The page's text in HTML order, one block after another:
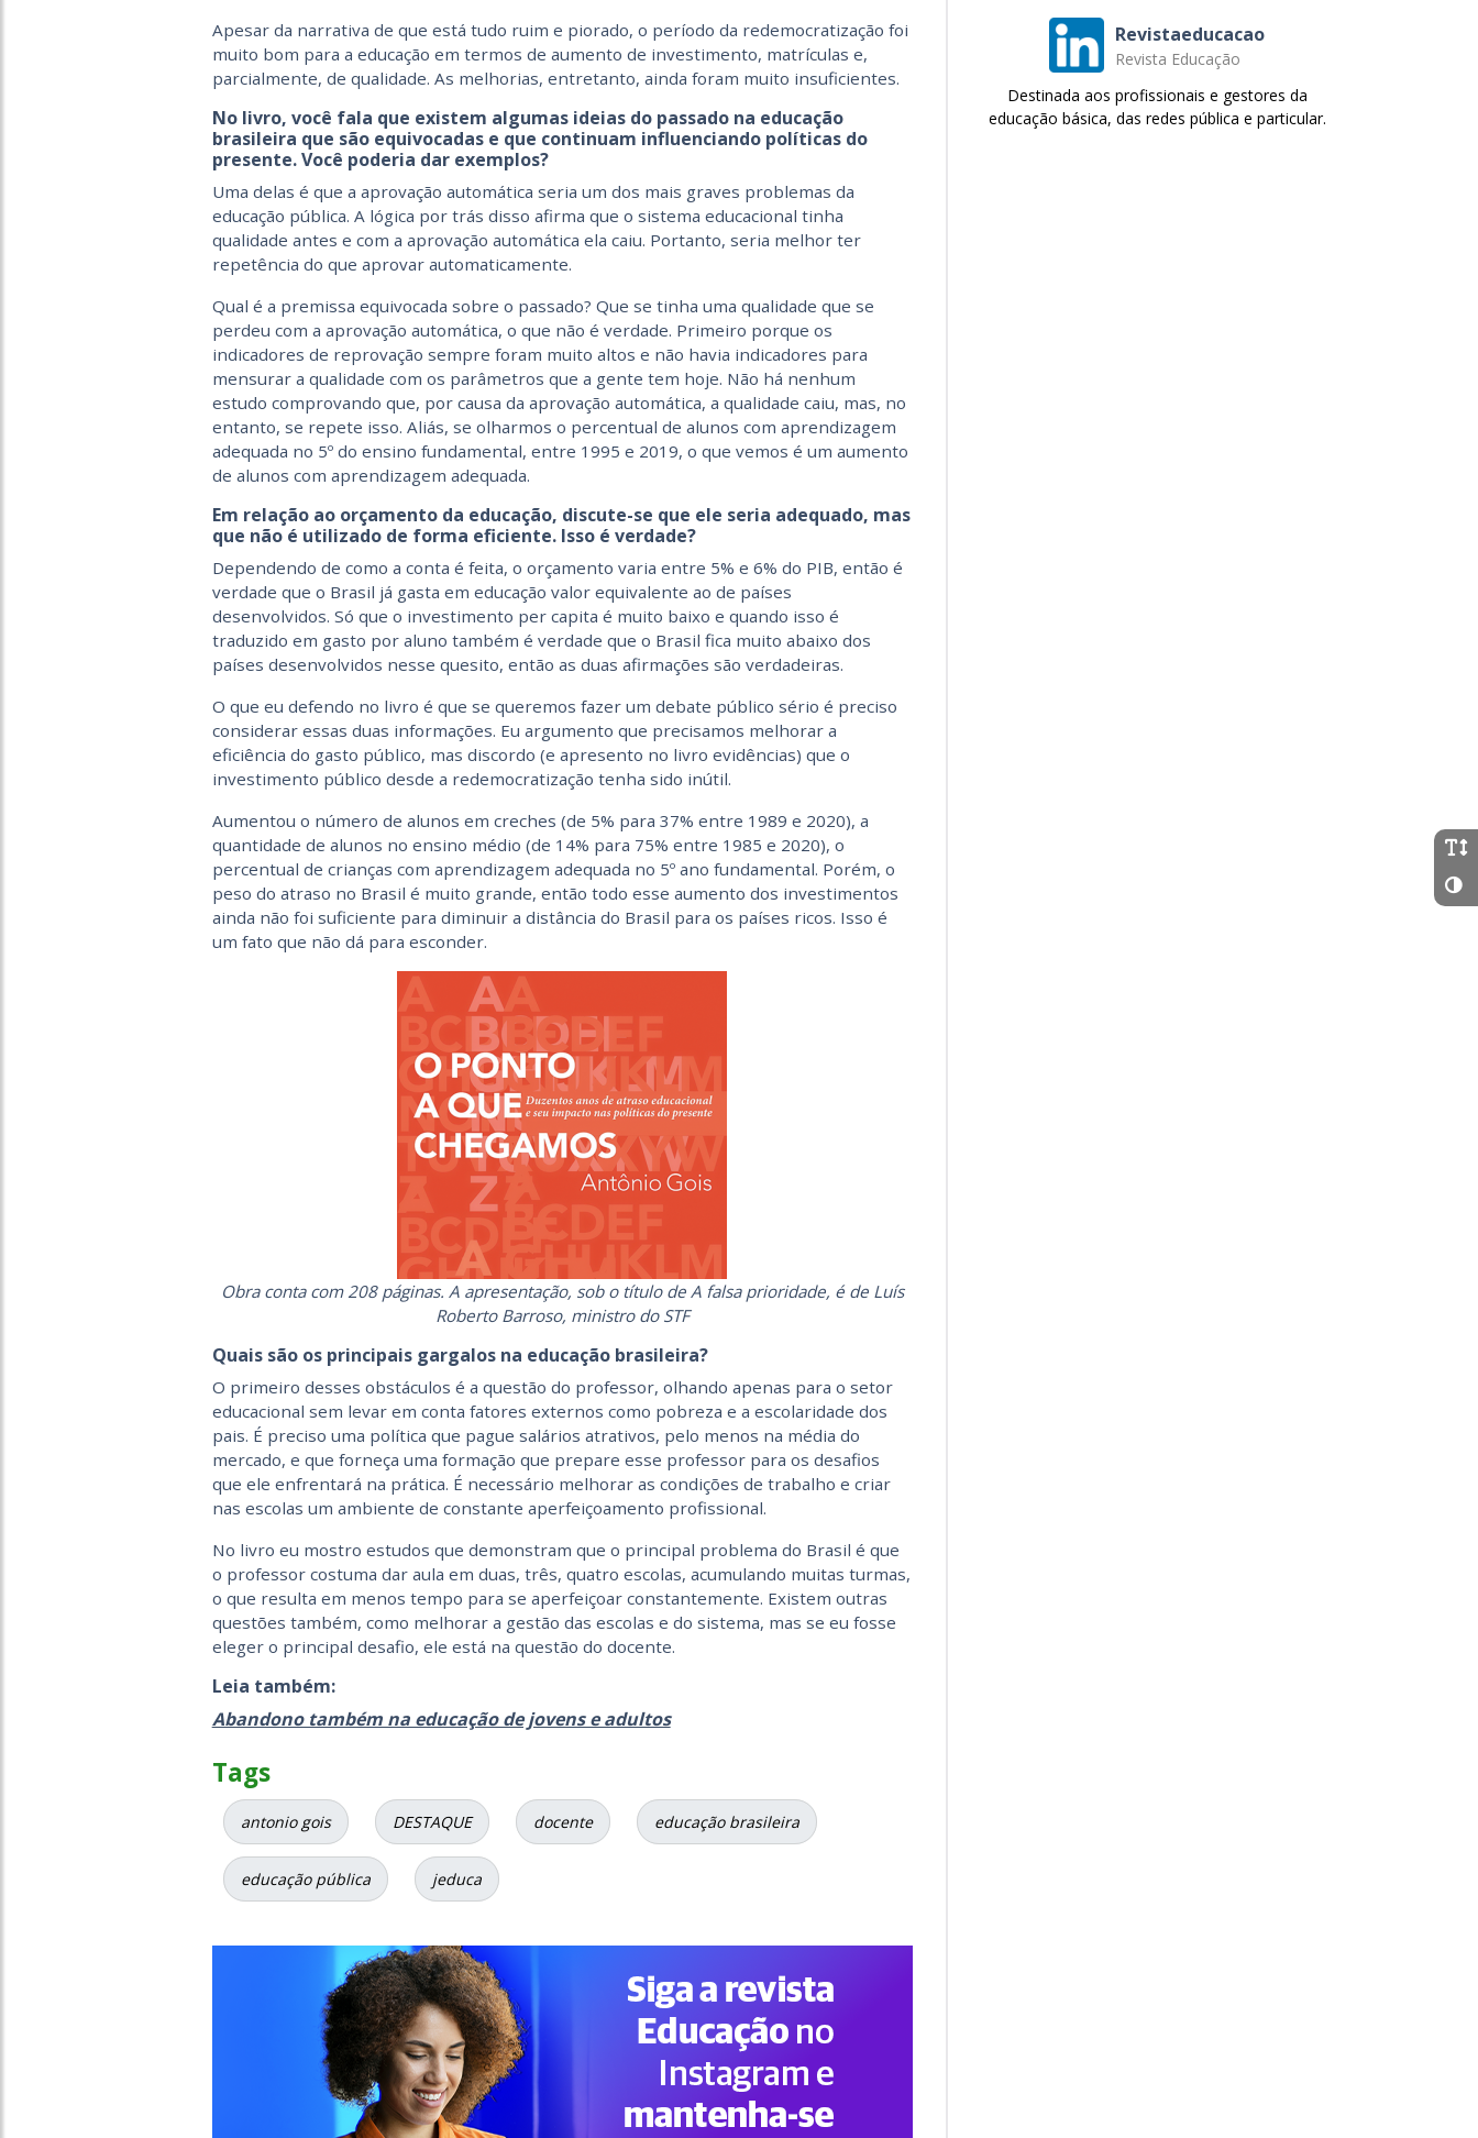
Apesar da narrativa de que está tudo ruim e piorado, o período da redemocratização foi
muito bom para a educação em termos de aumento de investimento, matrículas e,
parcialmente, de qualidade. As melhorias, entretanto, ainda foram muito insuficientes.
No livro, você fala que existem algumas ideias do passado na educação
brasileira que são equivocadas e que continuam influenciando políticas do
presente. Você poderia dar exemplos?
Uma delas é que a aprovação automática seria um dos mais graves problemas da
educação pública. A lógica por trás disso afirma que o sistema educacional tinha
qualidade antes e com a aprovação automática ela caiu. Portanto, seria melhor ter
repetência do que aprovar automaticamente.
Qual é a premissa equivocada sobre o passado? Que se tinha uma qualidade que se
perdeu com a aprovação automática, o que não é verdade. Primeiro porque os
indicadores de reprovação sempre foram muito altos e não havia indicadores para
mensurar a qualidade com os parâmetros que a gente tem hoje. Não há nenhum
estudo comprovando que, por causa da aprovação automática, a qualidade caiu, mas, no
entanto, se repete isso. Aliás, se olharmos o percentual de alunos com aprendizagem
adequada no 5º do ensino fundamental, entre 1995 e 2019, o que vemos é um aumento
de alunos com aprendizagem adequada.
Em relação ao orçamento da educação, discute-se que ele seria adequado, mas
que não é utilizado de forma eficiente. Isso é verdade?
Dependendo de como a conta é feita, o orçamento varia entre 5% e 6% do PIB, então é
verdade que o Brasil já gasta em educação valor equivalente ao de países
desenvolvidos. Só que o investimento per capita é muito baixo e quando isso é
traduzido em gasto por aluno também é verdade que o Brasil fica muito abaixo dos
países desenvolvidos nesse quesito, então as duas afirmações são verdadeiras.
O que eu defendo no livro é que se queremos fazer um debate público sério é preciso
considerar essas duas informações. Eu argumento que precisamos melhorar a
eficiência do gasto público, mas discordo (e apresento no livro evidências) que o
investimento público desde a redemocratização tenha sido inútil.
Aumentou o número de alunos em creches (de 5% para 37% entre 1989 e 2020), a
quantidade de alunos no ensino médio (de 14% para 75% entre 1985 e 2020), o
percentual de crianças com aprendizagem adequada no 5º ano fundamental. Porém, o
peso do atraso no Brasil é muito grande, então todo esse aumento dos investimentos
ainda não foi suficiente para diminuir a distância do Brasil para os países ricos. Isso é
um fato que não dá para esconder.
Obra conta com 208 páginas. A apresentação, sob o título de A falsa prioridade, é de Luís
Roberto Barroso, ministro do STF
Quais são os principais gargalos na educação brasileira?
O primeiro desses obstáculos é a questão do professor, olhando apenas para o setor
educacional sem levar em conta fatores externos como pobreza e a escolaridade dos
pais. É preciso uma política que pague salários atrativos, pelo menos na média do
mercado, e que forneça uma formação que prepare esse professor para os desafios
que ele enfrentará na prática. É necessário melhorar as condições de trabalho e criar
nas escolas um ambiente de constante aperfeiçoamento profissional.
No livro eu mostro estudos que demonstram que o principal problema do Brasil é que
o professor costuma dar aula em duas, três, quatro escolas, acumulando muitas turmas,
o que resulta em menos tempo para se aperfeiçoar constantemente. Existem outras
questões também, como melhorar a gestão das escolas e do sistema, mas se eu fosse
eleger o principal desafio, ele está na questão do docente.
Leia também:
Abandono também na educação de jovens e adultos
Tags
antonio gois DESTAQUE docente educação brasileira
educação pública jeduca
Revistaeducacao
Revista Educação
Destinada aos profissionais e gestores da
educação básica, das redes pública e particular.